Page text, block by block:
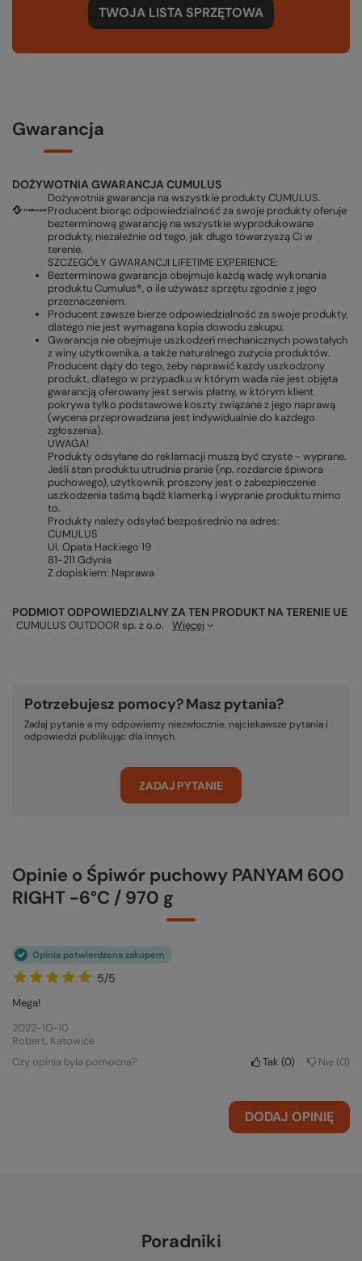
TWOJA LISTA SPRZĘTOWA
Gwarancja
DOŻYWOTNIA GWARANCJA CUMULUS
Dożywotnia gwarancja na wszystkie produkty CUMULUS.
Producent biorąc odpowiedzialność za swoje produkty oferuje
bezterminową gwarancję na wszystkie wyprodukowane
produkty, niezależnie od tego, jak długo towarzyszą Ci w
terenie.
SZCZEGÓŁY GWARANCJI LIFETIME EXPERIENCE:
Bezterminowa gwarancja obejmuje każdą wadę wykonania
produktu Cumulus®, o ile używasz sprzętu zgodnie z jego
przeznaczeniem.
Producent zawsze bierze odpowiedzialność za swoje produkty,
dlatego nie jest wymagana kopia dowodu zakupu.
Gwarancja nie obejmuje uszkodzeń mechanicznych powstałych
z winy użytkownika, a także naturalnego zużycia produktów.
Producent dąży do tego, żeby naprawić każdy uszkodzony
produkt, dlatego w przypadku w którym wada nie jest objęta
gwarancją oferowany jest serwis płatny, w którym klient
pokrywa tylko podstawowe koszty związane z jego naprawą
(wycena przeprowadzana jest indywidualnie do każdego
zgłoszenia).
UWAGA!
Produkty odsyłane do reklamacji muszą być czyste - wyprane.
Jeśli stan produktu utrudnia pranie (np. rozdarcie śpiwora
puchowego), użytkownik proszony jest o zabezpieczenie
uszkodzenia taśmą bądź klamerką i wypranie produktu mimo
to.
Produkty należy odsyłać bezpośrednio na adres:
CUMULUS
Ul. Opata Hackiego 19
81-211 Gdynia
Z dopiskiem: Naprawa
PODMIOT ODPOWIEDZIALNY ZA TEN PRODUKT NA TERENIE UE
CUMULUS OUTDOOR sp. z o.o. Więcej
Potrzebujesz pomocy? Masz pytania?
Zadaj pytanie a my odpowiemy niezwłocznie, najciekawsze pytania i
odpowiedzi publikując dla innych.
ZADAJ PYTANIE
Opinie o Śpiwór puchowy PANYAM 600
RIGHT -6°C / 970 g
5/5
Opinia potwierdzona zakupem
Mega!
2022-10-10
Robert, Katowice
Czy opinia była pomocna?
Tak 0 Nie 0
DODAJ OPINIĘ
Poradniki